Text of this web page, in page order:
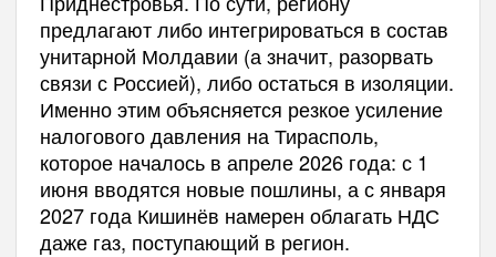
предлагают либо интегрироваться в состав
унитарной Молдавии (а значит, разорвать
связи с Россией), либо остаться в изоляции.
Именно этим объясняется резкое усиление
налогового давления на Тирасполь,
которое началось в апреле 2026 года: с 1
июня вводятся новые пошлины, а с января
2027 года Кишинёв намерен облагать НДС
даже газ, поступающий в регион.